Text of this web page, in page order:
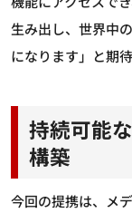
生み出し、世界中
になります」と期
持続可能
構築
今回の提携は、メ